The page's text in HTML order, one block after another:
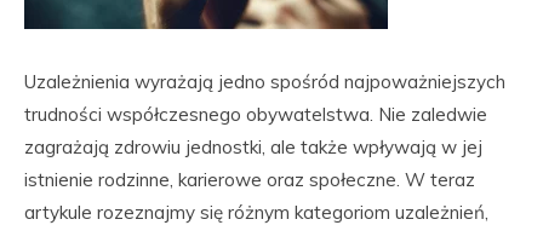
Uzależnienia wyrażają jedno spośród najpoważniejszych
trudności współczesnego obywatelstwa. Nie zaledwie
zagrażają zdrowiu jednostki, ale także wpływają w jej
istnienie rodzinne, karierowe oraz społeczne. W teraz
artykule rozeznajmy się różnym kategoriom uzależnień,